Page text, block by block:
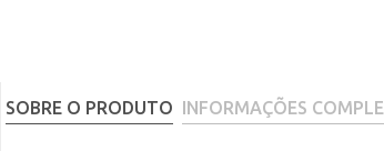
SOBRE O PRODUTO INFORMAÇÕES